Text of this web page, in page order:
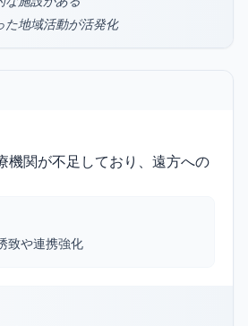
た地域活動が活発化
機関が不足しており、遠方への
致や連携強化